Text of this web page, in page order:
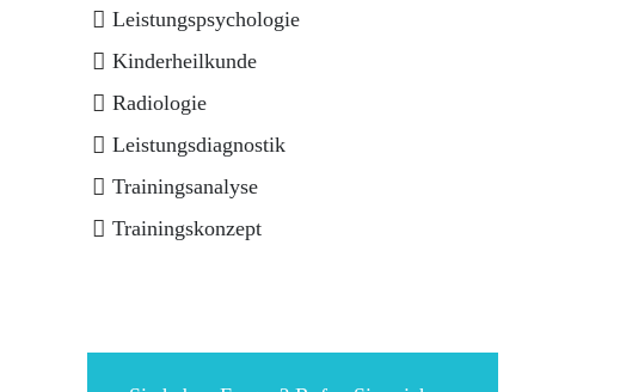
Leistungspsychologie
Kinderheilkunde
Radiologie
Leistungsdiagnostik
Trainingsanalyse
Trainingskonzept